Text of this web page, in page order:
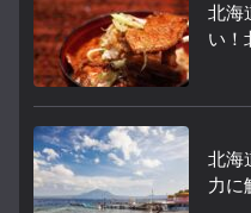
北海
い！
北海
力に